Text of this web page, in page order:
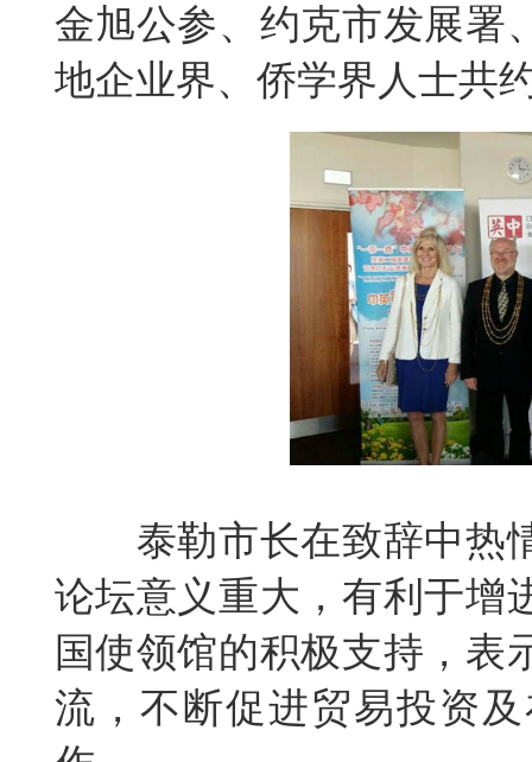
金旭公参、约克市发展署
地企业界、侨学界人士共
泰勒市长在致辞中热
论坛意义重大，有利于增
国使领馆的积极支持，表
流，不断促进贸易投资